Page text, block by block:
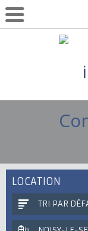
LOCATION
TRI PAR